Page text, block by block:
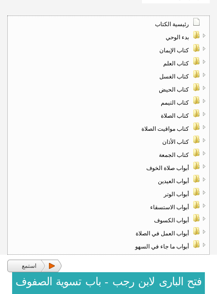
رئيسية الكتاب
بدء الوحي
كتاب الإيمان
كتاب العلم
كتاب الغسل
كتاب الحيض
كتاب التيمم
كتاب الصلاة
كتاب مواقيت الصلاة
كتاب الأذان
كتاب الجمعة
أبواب صلاة الخوف
أبواب العيدين
أبواب الوتر
أبواب الاستسقاء
أبواب الكسوف
أبواب العمل في الصلاة
أبواب ما جاء في السهو
استمع
فتح البارى لابن رجب - باب تسوية الصفوف